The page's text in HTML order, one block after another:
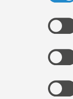
4015671406682